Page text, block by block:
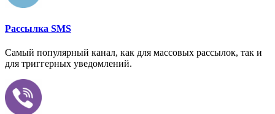
Рассылка SMS
Самый популярный канал, как для массовых рассылок, так и
для триггерных уведомлений.